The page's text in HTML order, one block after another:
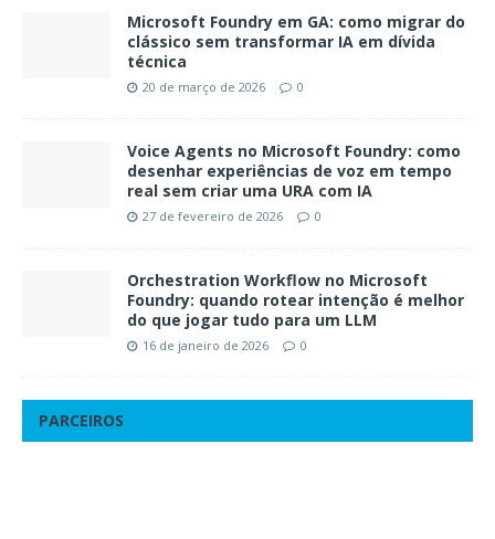
Microsoft Foundry em GA: como migrar do
clássico sem transformar IA em dívida
técnica
20 de março de 2026 0
Voice Agents no Microsoft Foundry: como
desenhar experiências de voz em tempo
real sem criar uma URA com IA
27 de fevereiro de 2026 0
Orchestration Workflow no Microsoft
Foundry: quando rotear intenção é melhor
do que jogar tudo para um LLM
16 de janeiro de 2026 0
PARCEIROS